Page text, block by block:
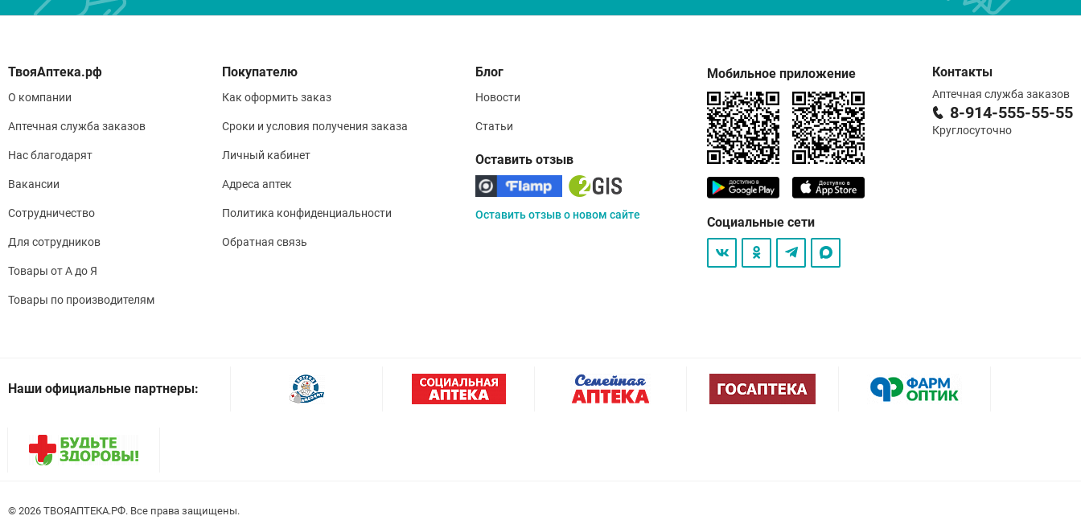
О компании
Аптечная служба заказов
Нас благодарят
Вакансии
Сотрудничество
Для сотрудников
Товары от А до Я
Товары по производителям
Покупателю
Как оформить заказ
Сроки и условия получения заказа
Личный кабинет
Адреса аптек
Политика конфиденциальности
Обратная связь
Блог
Новости
Статьи
Оставить отзыв
Оставить отзыв о новом сайте
Мобильное приложение
Социальные сети
Контакты
Аптечная служба заказов
8-914-555-55-55
Круглосуточно
Наши официальные партнеры:
© 2026 . Все права защищены.